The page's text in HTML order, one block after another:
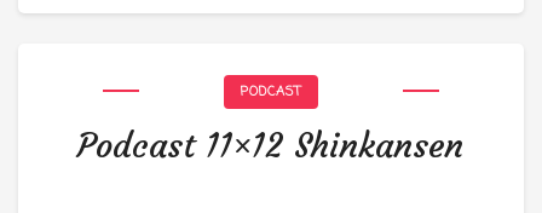
PODCAST
Podcast 11×12 Shinkansen